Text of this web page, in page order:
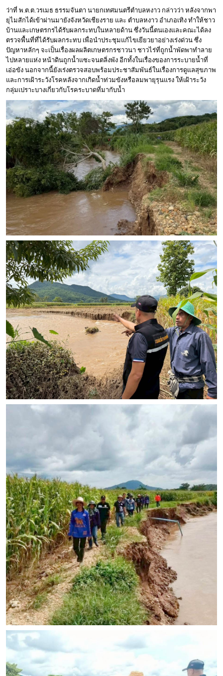
ว่าที่ พ.ต.ต.วรเมธ ธรรมจันตา นายกเทศมนตรีตำบลหงาว กล่าวว่า หลังจากพา
ยุไมสักได้เข้าผ่านมายังจังหวัดเชียงราย และ ตำบลหงาว อำเภอเทิง ทำให้ชาว
บ้านและเกษตรกรได้รับผลกระทบในหลายด้าน ซึ่งวันนี้ตนเองและคณะได้ลง
ตรวจพื้นที่ที่ได้รับผลกระทบ เพื่อนำประชุมแก้ไขเยียวยาอย่างเร่งด่วน ซึ่ง
ปัญหาหลักๆ จะเป็นเรื่องผลผลิตเกษตรกรชาวนา ชาวไร่ที่ถูกน้ำพัดพาทำลาย
ไปหลายแห่ง หน้าดินถูกน้ำแซะจนตลิ่งพัง อีกทั้งในเรื่องของการระบายน้ำที่
เอ่อขัง นอกจากนี้ยังเร่งตรวจสอบพร้อมประชาสัมพันธ์ในเรื่องการดูแลสุขภาพ
และการเฝ้าระวังโรคหลังจากเกิดน้ำท่วมขังหรือลมพายุรุนแรง ให้เฝ้าระวัง
กลุ่มเปราะบางเกี่ยวกับโรคระบาดที่มากับน้ำ